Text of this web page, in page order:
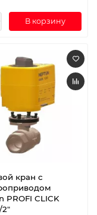
В корзину
кран с
PROFI CLICK
2"